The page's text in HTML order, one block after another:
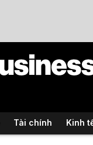
Tài chính Kinh